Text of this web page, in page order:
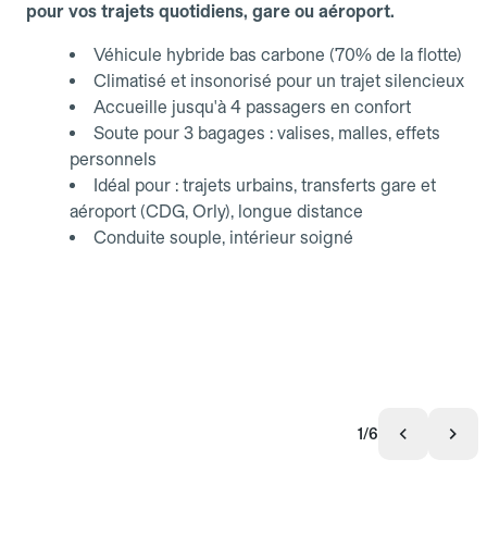
pour vos trajets quotidiens, gare ou aéroport.
Véhicule hybride bas carbone (70% de la flotte)
Climatisé et insonorisé pour un trajet silencieux
Accueille jusqu'à 4 passagers en confort
Soute pour 3 bagages : valises, malles, effets
personnels
Idéal pour : trajets urbains, transferts gare et
aéroport (CDG, Orly), longue distance
Conduite souple, intérieur soigné
1/6